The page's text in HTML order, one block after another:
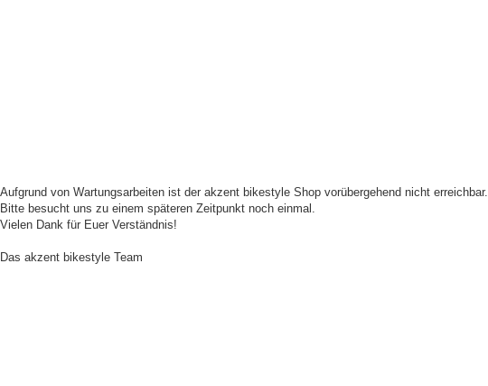
Aufgrund von Wartungsarbeiten ist der akzent bikestyle Shop vorübergehend nicht erreichbar.
Bitte besucht uns zu einem späteren Zeitpunkt noch einmal.
Vielen Dank für Euer Verständnis!
Das akzent bikestyle Team